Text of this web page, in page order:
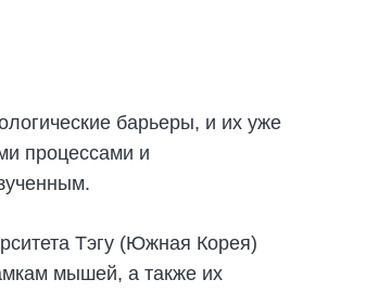
барьеры, и их уже
процессами и
Тэгу (Южная Корея)
мышей, а также их